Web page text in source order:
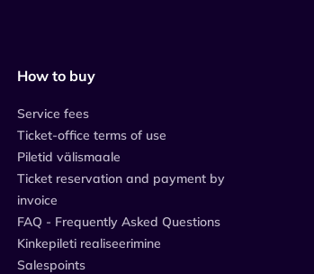
How to buy
Service fees
Ticket-office terms of use
Piletid välismaale
Ticket reservation and payment by
invoice
FAQ - Frequently Asked Questions
Kinkepileti realiseerimine
Salespoints